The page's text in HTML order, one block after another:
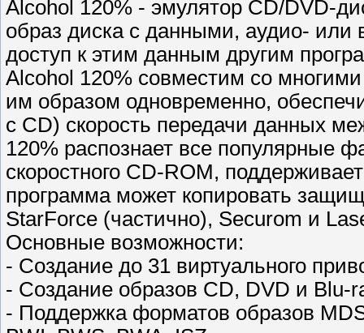
Alcohol 120% - эмулятор CD/DVD-
образ диска с данными, аудио- или
доступ к этим данным другим
Alcohol 120% совместим со
им образом одновременно,
с CD) скорость передачи данных
120% распознает все популярные
скоростного CD-ROM,
программа может копировать
StarForce (частично), Securom и
Основные возможности:
- Создание до 31 виртуального
- Создание образов CD, DVD и Blu-
- Поддержка форматов образов